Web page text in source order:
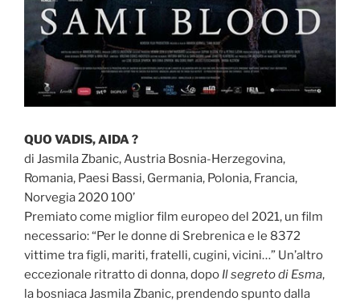
QUO VADIS, AIDA ?
di Jasmila Zbanic, Austria Bosnia-Herzegovina,
Romania, Paesi Bassi, Germania, Polonia, Francia,
Norvegia 2020 100’
Premiato come miglior film europeo del 2021, un film
necessario: “Per le donne di Srebrenica e le 8372
vittime tra figli, mariti, fratelli, cugini, vicini…” Un’altro
eccezionale ritratto di donna, dopo Il segreto di Esma,
la bosniaca Jasmila Zbanic, prendendo spunto dalla